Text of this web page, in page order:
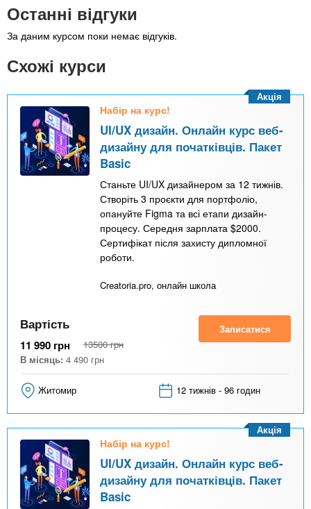
Останні відгуки
За даним курсом поки немає відгуків.
Схожі курси
Набір на курс!
UI/UX дизайн. Онлайн курс веб-
дизайну для початківців. Пакет
Basic
Станьте UI/UX дизайнером за 12 тижнів.
Створіть 3 проєкти для портфоліо,
опануйте Figma та всі етапи дизайн-
процесу. Середня зарплата $2000.
Сертифікат після захисту дипломної
роботи.
Creatoria.pro, онлайн школа
Акція
Вартість
11 990 грн 13500 грн
В місяць: 4 490 грн
Записатися
Житомир 12 тижнів - 96 годин
Набір на курс!
UI/UX дизайн. Онлайн курс веб-
дизайну для початківців. Пакет
Basic
Акція